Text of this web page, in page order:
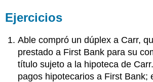
Ejercicios
Able compró un dúplex a Carr,
prestado a First Bank para su
título sujeto a la hipoteca de
pagos hipotecarios a First Bank;